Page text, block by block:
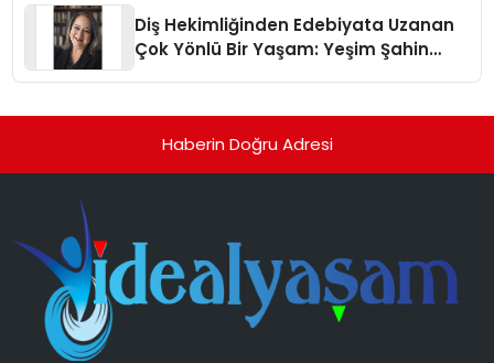
Diş Hekimliğinden Edebiyata Uzanan
Çok Yönlü Bir Yaşam: Yeşim Şahin
Haberin Doğru Adresi